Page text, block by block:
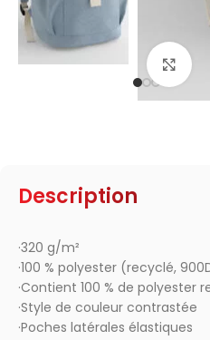
Description
·320 g/m²
·100 % polyester (recyclé,
·Contient 100 % de polyester
·Style de couleur contrastée
·Poches latérales élastiques